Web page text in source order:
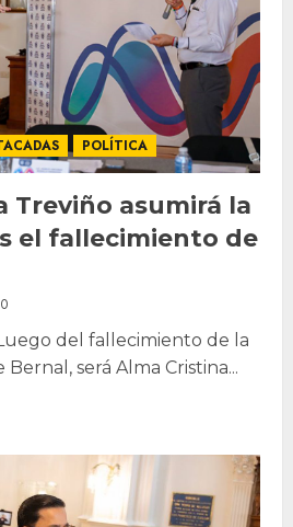
POLÍTICA
Treviño asumirá la
el fallecimiento de
0
del fallecimiento de la
será Alma Cristina...